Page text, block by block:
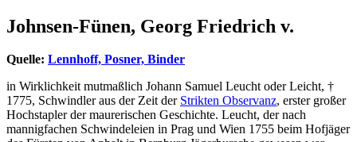
Johnsen-Fünen, Georg Friedrich v.
Quelle: Lennhoff, Posner, Binder
in Wirklichkeit mutmaßlich Johann Samuel Leucht oder Leicht, †
1775, Schwindler aus der Zeit der Strikten Observanz, erster großer
Hochstapler der maurerischen Geschichte. Leucht, der nach
mannigfachen Schwindeleien in Prag und Wien 1755 beim Hofjäger